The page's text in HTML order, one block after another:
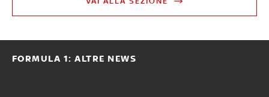
FORMULA 1: ALTRE NEWS